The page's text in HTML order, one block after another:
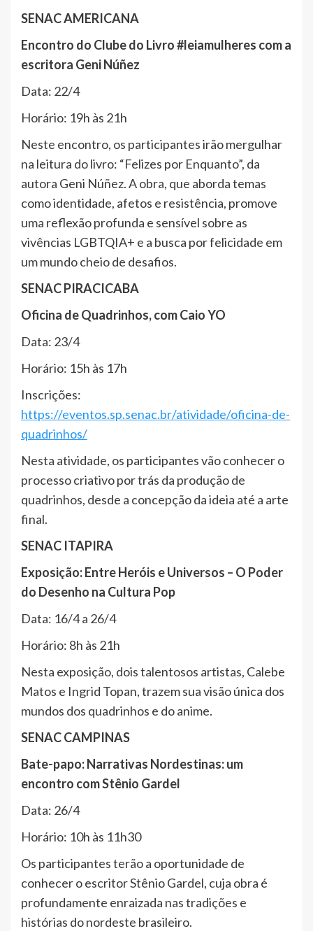
SENAC AMERICANA
Encontro do Clube do Livro #leiamulheres com a
escritora Geni Núñez
Data: 22/4
Horário: 19h às 21h
Neste encontro, os participantes irão mergulhar
na leitura do livro: “Felizes por Enquanto”, da
autora Geni Núñez. A obra, que aborda temas
como identidade, afetos e resistência, promove
uma reflexão profunda e sensível sobre as
vivências LGBTQIA+ e a busca por felicidade em
um mundo cheio de desafios.
SENAC PIRACICABA
Oficina de Quadrinhos, com Caio YO
Data: 23/4
Horário: 15h às 17h
Inscrições:
https://eventos.sp.senac.br/atividade/oficina-de-
quadrinhos/
Nesta atividade, os participantes vão conhecer o
processo criativo por trás da produção de
quadrinhos, desde a concepção da ideia até a arte
final.
SENAC ITAPIRA
Exposição: Entre Heróis e Universos – O Poder
do Desenho na Cultura Pop
Data: 16/4 a 26/4
Horário: 8h às 21h
Nesta exposição, dois talentosos artistas, Calebe
Matos e Ingrid Topan, trazem sua visão única dos
mundos dos quadrinhos e do anime.
SENAC CAMPINAS
Bate-papo: Narrativas Nordestinas: um
encontro com Stênio Gardel
Data: 26/4
Horário: 10h às 11h30
Os participantes terão a oportunidade de
conhecer o escritor Stênio Gardel, cuja obra é
profundamente enraizada nas tradições e
histórias do nordeste brasileiro.